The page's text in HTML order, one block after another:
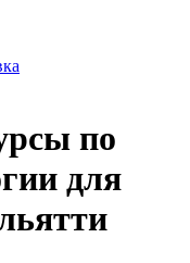
по
для